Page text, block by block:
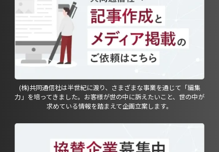
(株)共同通信社は半世紀に渡り、さまざまな事業を通じて「編集
力」を培ってきました。お客様が世の中に訴えたいこと、世の中が
求めている情報を踏まえて企画立案します。